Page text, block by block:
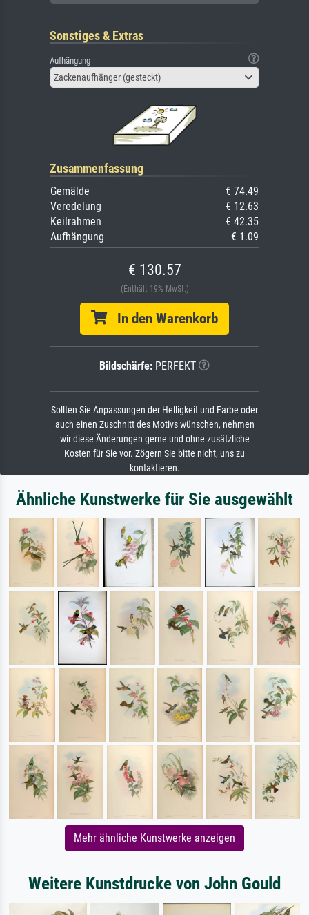
Sonstiges & Extras
Aufhängung
Zackenaufhänger (gesteckt)
Zusammenfassung
Gemälde
€ 74.49
Veredelung
€ 12.63
Keilrahmen
€ 42.35
Aufhängung
€ 1.09
€ 130.57
(Enthält 19% MwSt.)
In den Warenkorb
Bildschärfe: PERFEKT
Sollten Sie Anpassungen der Helligkeit und Farbe oder
auch einen Zuschnitt des Motivs wünschen, nehmen
wir diese Änderungen gerne und ohne zusätzliche
Kosten für Sie vor. Zögern Sie bitte nicht, uns zu
kontaktieren.
Ähnliche Kunstwerke für Sie ausgewählt
Mehr ähnliche Kunstwerke anzeigen
Weitere Kunstdrucke von John Gould